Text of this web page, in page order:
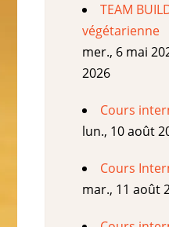
TEAM
végétarienne
mer., 6 mai
2026
Cours
lun., 10 août
Cours
mar., 11 août